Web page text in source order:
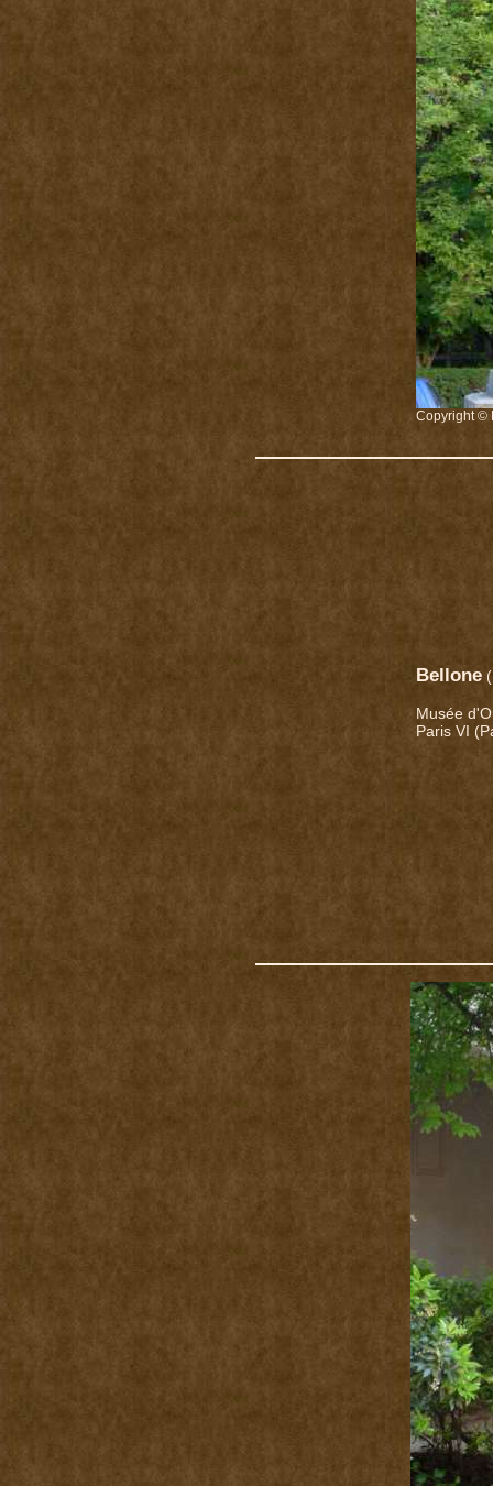
Copyright ©
Bellone
Musée
Paris VI